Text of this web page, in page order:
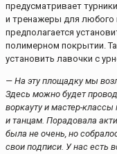
предусматривает
и тренажеры для любого
предполагается
полимерном покрытии.
установить лавочки с
— На эту площадку мы
Здесь можно будет
воркауту и мастер-
и танцам. Порадовала
была не очень, но
свои подписи. У нас есть